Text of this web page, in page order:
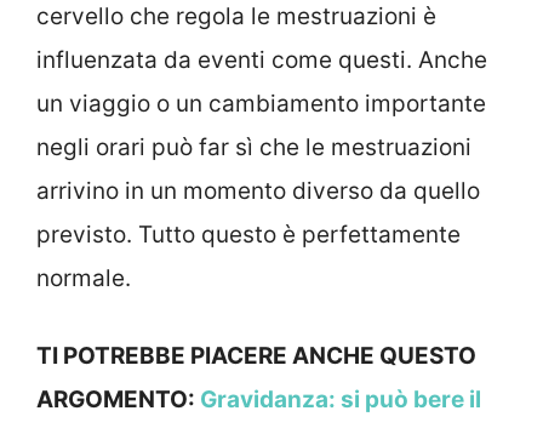
cervello che regola le mestruazioni è
influenzata da eventi come questi. Anche
un viaggio o un cambiamento importante
negli orari può far sì che le mestruazioni
arrivino in un momento diverso da quello
previsto. Tutto questo è perfettamente
normale.
TI POTREBBE PIACERE ANCHE QUESTO
ARGOMENTO: Gravidanza: si può bere il